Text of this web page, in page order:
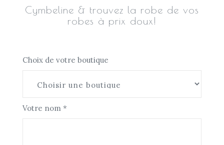
Cymbeline & trouvez la robe de vos
robes à prix doux!
Choix de votre boutique
Votre nom *